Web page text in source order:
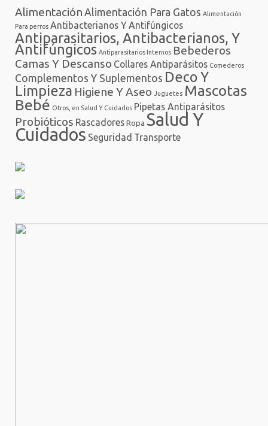
Alimentación Alimentación Para Gatos Alimentación
Para perros Antibacterianos Y Antifúngicos
Antiparasitarios, Antibacterianos, Y
Antifúngicos Antiparasitarios Internos Bebederos
Camas Y Descanso Collares Antiparásitos Comederos
Complementos Y Suplementos Deco Y
Limpieza Higiene Y Aseo Juguetes Mascotas
Bebé Otros, en Salud Y Cuidados Pipetas Antiparásitos
Probióticos RascadoresRopa Salud Y
Cuidados Seguridad Transporte